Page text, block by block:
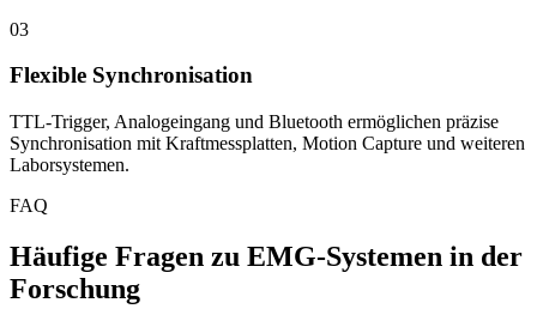
03
Flexible Synchronisation
TTL-Trigger, Analogeingang und Bluetooth ermöglichen präzise
Synchronisation mit Kraftmessplatten, Motion Capture und weiteren
Laborsystemen.
FAQ
Häufige Fragen zu EMG-Systemen in der
Forschung